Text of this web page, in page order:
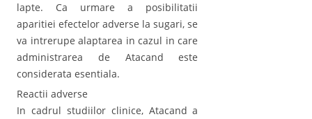
lapte. Ca urmare a posibilitatii
aparitiei efectelor adverse la sugari, se
va intrerupe alaptarea in cazul in care
administrarea de Atacand este
considerata esentiala.
Reactii adverse
In cadrul studiilor clinice, Atacand a